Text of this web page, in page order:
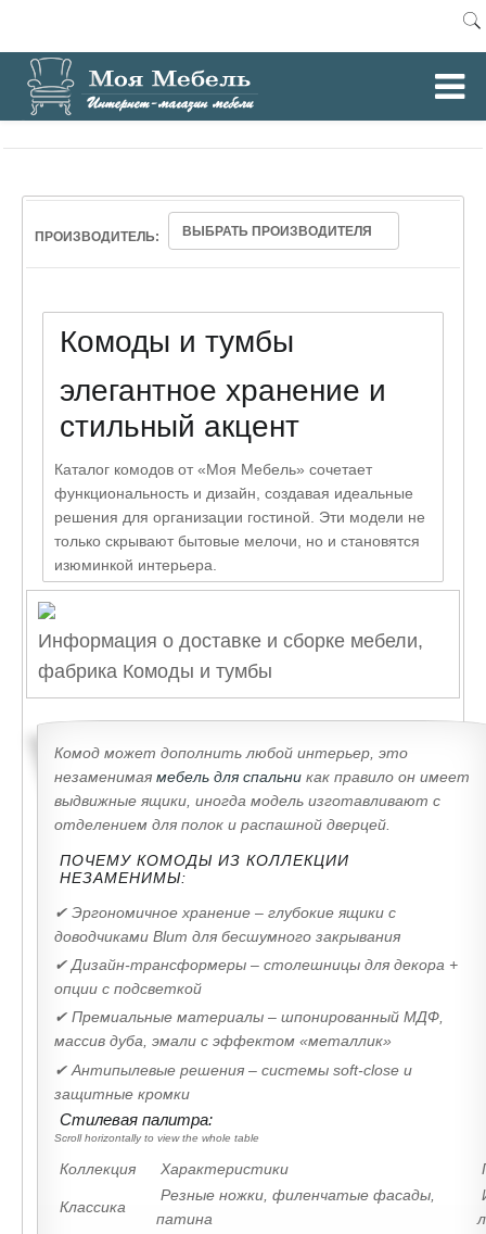
Главная / Гостиные / Комоды и тумбы
ПРОИЗВОДИТЕЛЬ: ВЫБРАТЬ ПРОИЗВОДИТЕЛЯ
Комоды и тумбы
элегантное хранение и
стильный акцент
Каталог комодов от «Моя Мебель» сочетает
функциональность и дизайн, создавая идеальные
решения для организации гостиной. Эти модели не
только скрывают бытовые мелочи, но и становятся
изюминкой интерьера.
Информация о доставке и сборке мебели,
фабрика Комоды и тумбы
Комод может дополнить любой интерьер, это
незаменимая мебель для спальни как правило он имеет
выдвижные ящики, иногда модель изготавливают с
отделением для полок и распашной дверцей.
ПОЧЕМУ КОМОДЫ ИЗ КОЛЛЕКЦИИ
НЕЗАМЕНИМЫ:
✔ Эргономичное хранение – глубокие ящики с
доводчиками Blum для бесшумного закрывания
✔ Дизайн-трансформеры – столешницы для декора +
опции с подсветкой
✔ Премиальные материалы – шпонированный МДФ,
массив дуба, эмали с эффектом «металлик»
✔ Антипылевые решения – системы soft-close и
защитные кромки
Стилевая палитра:
Коллекция Характеристики
Классика
Резные ножки, филенчатые фасады,
патина